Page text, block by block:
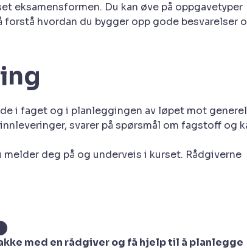
eksamensformen. Du kan øve på oppgavetyper
hvordan du bygger opp gode besvarelser
i faget og i planleggingen av løpet mot
svarer på spørsmål om fagstoff og
deg på og underveis i kurset. Rådgiverne
med en rådgiver og få hjelp til å planlegge